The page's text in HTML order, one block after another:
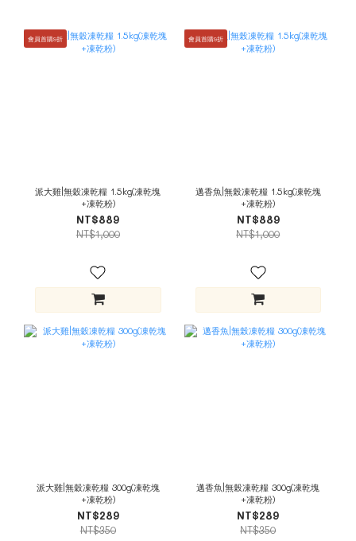
會員首購9折
派大雞|無穀凍乾糧 1.5kg(凍乾塊
+凍乾粉)
NT$889
NT$1,000
會員首購9折
邁香魚|無榖凍乾糧 1.5kg(凍乾塊
+凍乾粉)
NT$889
NT$1,000
派大雞|無穀凍乾糧 300g(凍乾塊
+凍乾粉)
NT$289
NT$350
邁香魚|無榖凍乾糧 300g(凍乾塊
+凍乾粉)
NT$289
NT$350